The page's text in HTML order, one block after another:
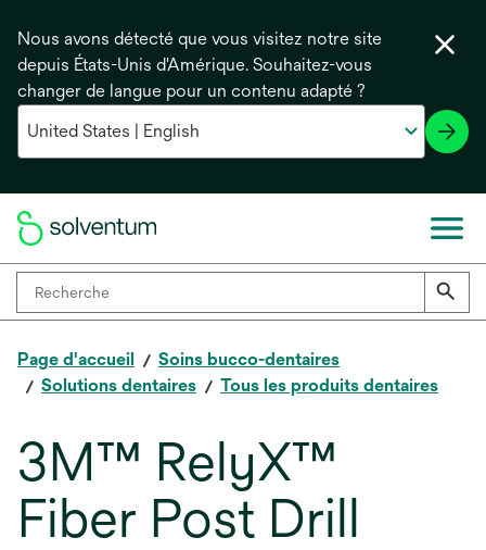
Nous avons détecté que vous visitez notre site
depuis États-Unis d'Amérique. Souhaitez-vous
changer de langue pour un contenu adapté ?
Page d'accueil
Soins bucco-dentaires
Solutions dentaires
Tous les produits dentaires
3M™ RelyX™
Fiber Post Drill